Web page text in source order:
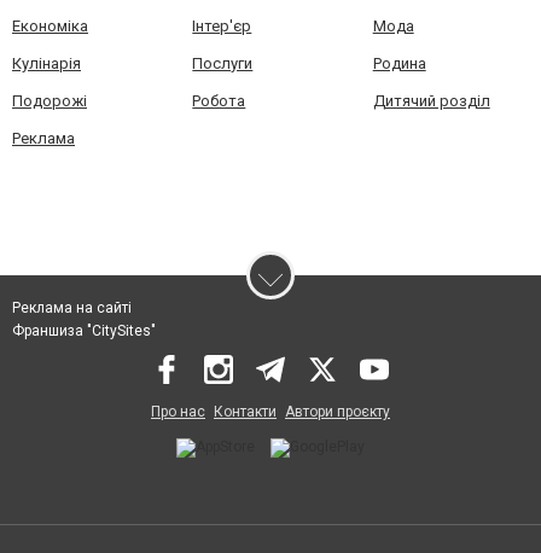
Економіка Інтер'єр Мода
Кулінарія Послуги Родина
Подорожі Робота Дитячий розділ
Реклама
Реклама на сайті
Франшиза "CitySites"
Про нас Контакти Автори проєкту